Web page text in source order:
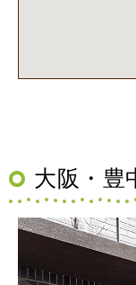
大阪・豊